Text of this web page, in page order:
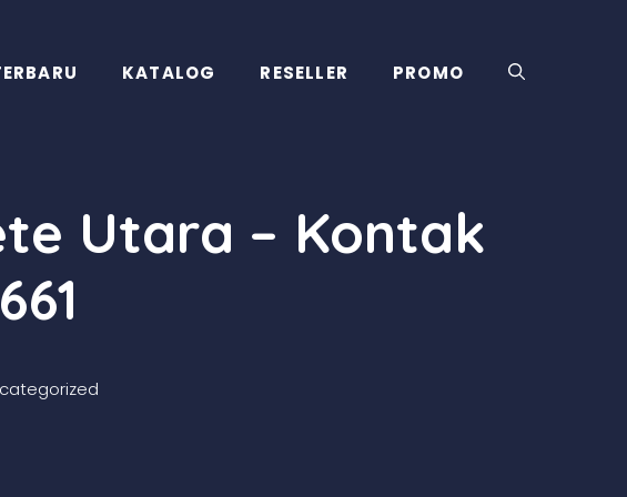
KATALOG RESELLER PROMO
Utara – Kontak